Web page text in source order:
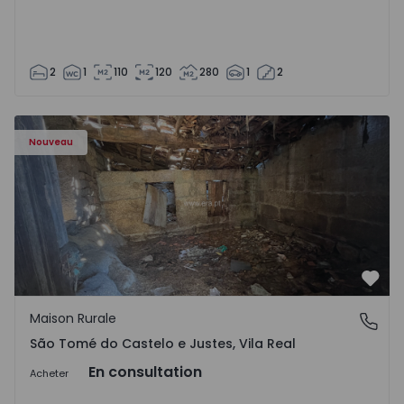
2 1 110 120 280 1 2
Nouveau
Maison Vila Real, São Tomé do Castelo e Justes -
São Tomé do Castelo e Justes, Vila Real
Maison Rurale
São Tomé do Castelo e Justes, Vila Real
Acheter En consultation